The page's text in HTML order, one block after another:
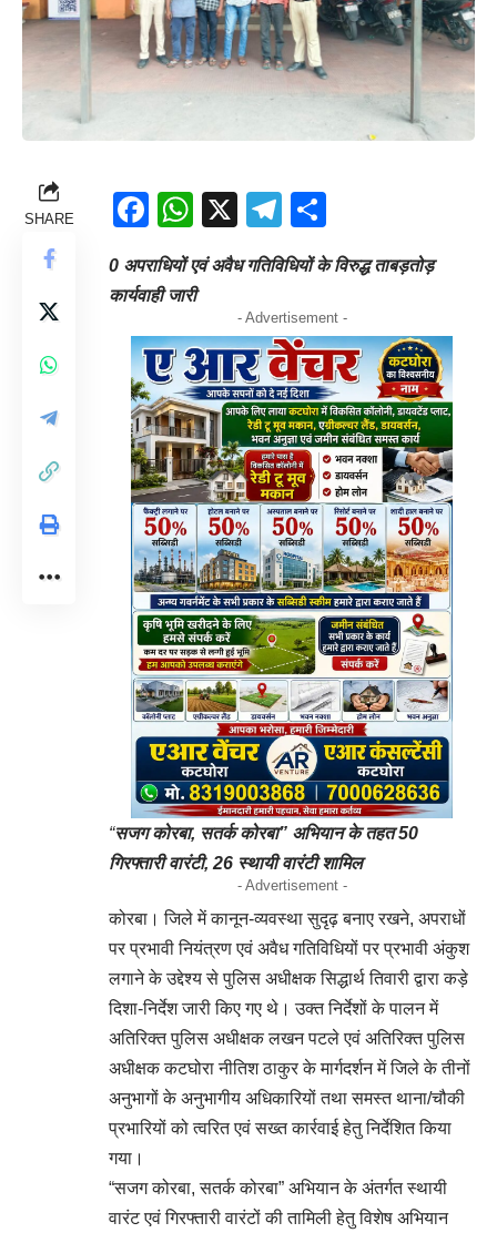
SHARE Facebook
WhatsApp
X Telegram
0 अपराधियों एवं अवैध गतिविधियों के विरुद्ध ताबड़तोड़
कार्यवाही जारी
- Advertisement -
“सजग कोरबा, सतर्क कोरबा” अभियान के तहत 50
गिरफ्तारी वारंटी, 26 स्थायी वारंटी शामिल
- Advertisement -
कोरबा। जिले में कानून-व्यवस्था सुदृढ़ बनाए रखने, अपराधों
पर प्रभावी नियंत्रण एवं अवैध गतिविधियों पर प्रभावी अंकुश
लगाने के उद्देश्य से पुलिस अधीक्षक सिद्धार्थ तिवारी द्वारा कड़े
दिशा-निर्देश जारी किए गए थे। उक्त निर्देशों के पालन में
अतिरिक्त पुलिस अधीक्षक लखन पटले एवं अतिरिक्त पुलिस
अधीक्षक कटघोरा नीतिश ठाकुर के मार्गदर्शन में जिले के तीनों
अनुभागों के अनुभागीय अधिकारियों तथा समस्त थाना/चौकी
प्रभारियों को त्वरित एवं सख्त कार्रवाई हेतु निर्देशित किया
गया।
“सजग कोरबा, सतर्क कोरबा” अभियान के अंतर्गत स्थायी
वारंट एवं गिरफ्तारी वारंटों की तामिली हेतु विशेष अभियान